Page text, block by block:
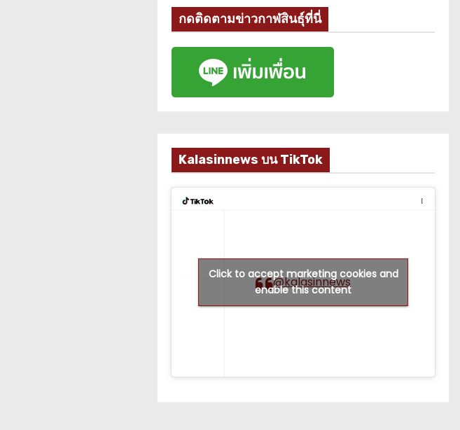
กดติดตามข่าวกาฬสินธุ์ที่นี่
Kalasinnews บน TikTok
@kalasinnews
Click to accept marketing cookies and
enable this content